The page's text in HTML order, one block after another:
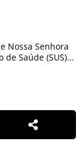
Nossa Senhora
Saúde (SUS)...